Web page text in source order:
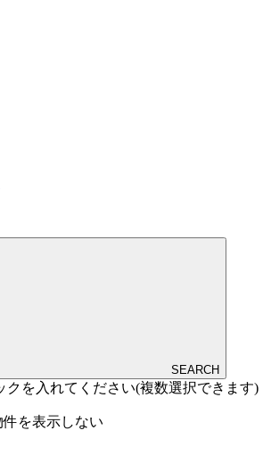
SEARCH
クを入れてください(複数選択できます)
件を表示しない